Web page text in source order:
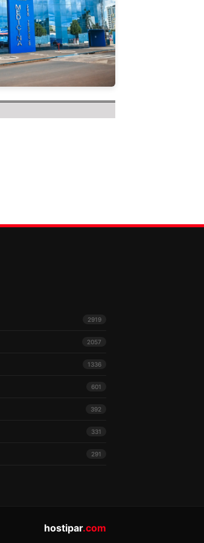
2919
2057
1336
601
392
331
291
hostipar.com